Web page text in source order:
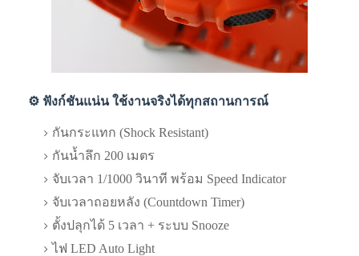
⚙️ ฟังก์ชันแน่น ใช้งานจริงได้ทุกสถานการณ์
กันกระแทก (Shock Resistant)
กันน้ำลึก 200 เมตร
จับเวลา 1/1000 วินาที พร้อม Speed Indicator
จับเวลาถอยหลัง (Countdown Timer)
ตั้งปลุกได้ 5 เวลา + ระบบ Snooze
ไฟ LED Auto Light